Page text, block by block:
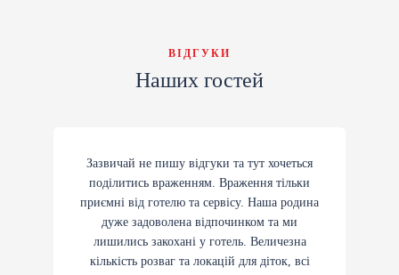
ВІДГУКИ
Наших гостей
Зазвичай не пишу відгуки та тут хочеться
поділитись враженням. Враження тільки
приємні від готелю та сервісу. Наша родина
дуже задоволена відпочинком та ми
лишились закохані у готель. Величезна
кількість розваг та локацій для діток, всі